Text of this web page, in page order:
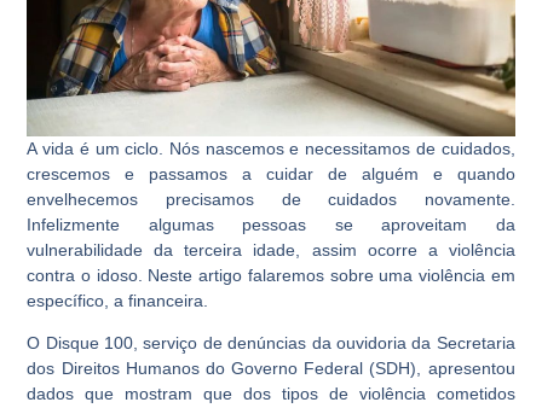
A vida é um ciclo. Nós nascemos e necessitamos de cuidados,
crescemos e passamos a cuidar de alguém e quando
envelhecemos precisamos de cuidados novamente.
Infelizmente algumas pessoas se aproveitam da
vulnerabilidade da terceira idade, assim ocorre a violência
contra o idoso. Neste artigo falaremos sobre uma violência em
específico, a financeira.
O Disque 100, serviço de denúncias da ouvidoria da Secretaria
dos Direitos Humanos do Governo Federal (SDH), apresentou
dados que mostram que dos tipos de violência cometidos